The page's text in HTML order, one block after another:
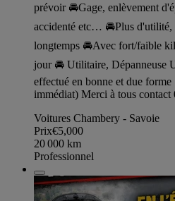
prévoir 🚘Gage, enlèvement
accidenté etc… 🚘Plus d'utilité,
longtemps 🚘Avec fort/faible
jour 🚘 Utilitaire, Dépanneuse
effectué en bonne et due
immédiat) Merci à tous contact
Voitures Chambery - Savoie
Prix€5,000
20 000 km
Professionnel